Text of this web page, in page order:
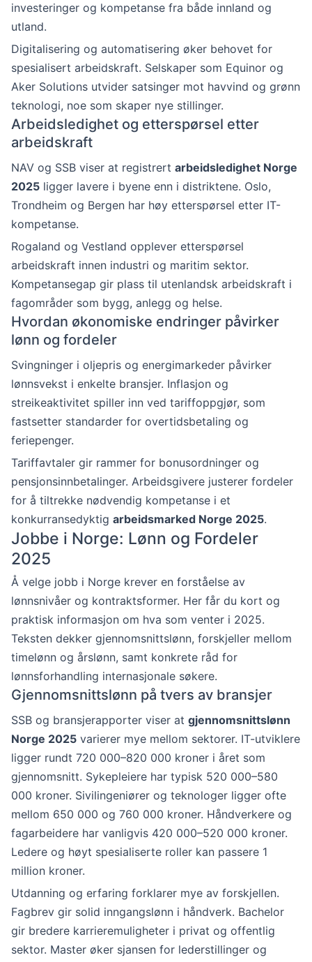
investeringer og kompetanse fra både innland og
utland.
Digitalisering og automatisering øker behovet for
spesialisert arbeidskraft. Selskaper som Equinor og
Aker Solutions utvider satsinger mot havvind og grønn
teknologi, noe som skaper nye stillinger.
Arbeidsledighet og etterspørsel etter
arbeidskraft
NAV og SSB viser at registrert arbeidsledighet Norge
2025 ligger lavere i byene enn i distriktene. Oslo,
Trondheim og Bergen har høy etterspørsel etter IT-
kompetanse.
Rogaland og Vestland opplever etterspørsel
arbeidskraft innen industri og maritim sektor.
Kompetansegap gir plass til utenlandsk arbeidskraft i
fagområder som bygg, anlegg og helse.
Hvordan økonomiske endringer påvirker
lønn og fordeler
Svingninger i oljepris og energimarkeder påvirker
lønnsvekst i enkelte bransjer. Inflasjon og
streikeaktivitet spiller inn ved tariffoppgjør, som
fastsetter standarder for overtidsbetaling og
feriepenger.
Tariffavtaler gir rammer for bonusordninger og
pensjonsinnbetalinger. Arbeidsgivere justerer fordeler
for å tiltrekke nødvendig kompetanse i et
konkurransedyktig arbeidsmarked Norge 2025.
Jobbe i Norge: Lønn og Fordeler
2025
Å velge jobb i Norge krever en forståelse av
lønnsnivåer og kontraktsformer. Her får du kort og
praktisk informasjon om hva som venter i 2025.
Teksten dekker gjennomsnittslønn, forskjeller mellom
timelønn og årslønn, samt konkrete råd for
lønnsforhandling internasjonale søkere.
Gjennomsnittslønn på tvers av bransjer
SSB og bransjerapporter viser at gjennomsnittslønn
Norge 2025 varierer mye mellom sektorer. IT-utviklere
ligger rundt 720 000–820 000 kroner i året som
gjennomsnitt. Sykepleiere har typisk 520 000–580
000 kroner. Sivilingeniører og teknologer ligger ofte
mellom 650 000 og 760 000 kroner. Håndverkere og
fagarbeidere har vanligvis 420 000–520 000 kroner.
Ledere og høyt spesialiserte roller kan passere 1
million kroner.
Utdanning og erfaring forklarer mye av forskjellen.
Fagbrev gir solid inngangslønn i håndverk. Bachelor
gir bredere karrieremuligheter i privat og offentlig
sektor. Master øker sjansen for lederstillinger og